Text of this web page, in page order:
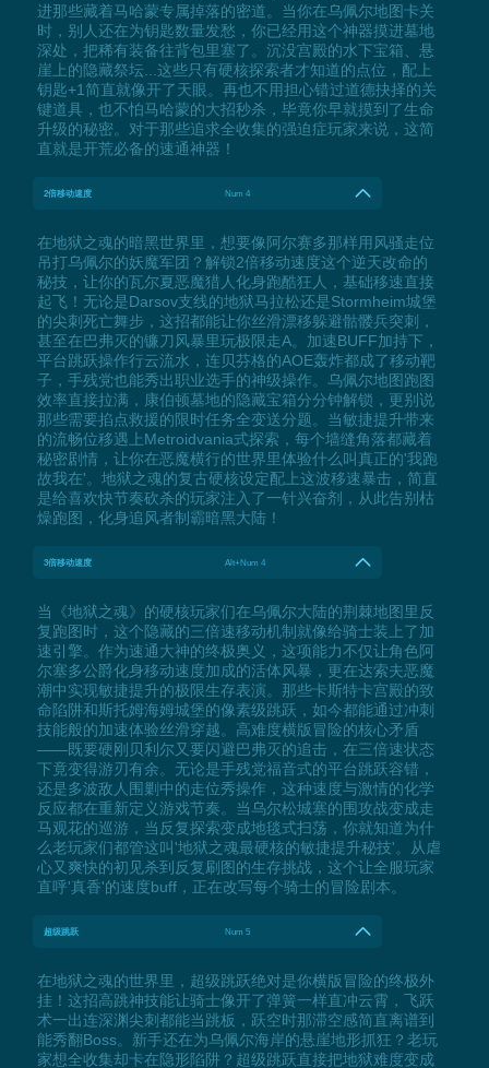
进那些藏着马哈蒙专属掉落的密道。当你在乌佩尔地图卡关
时，别人还在为钥匙数量发愁，你已经用这个神器摸进墓地
深处，把稀有装备往背包里塞了。沉没宫殿的水下宝箱、悬
崖上的隐藏祭坛...这些只有硬核探索者才知道的点位，配上
钥匙+1简直就像开了天眼。再也不用担心错过道德抉择的关
键道具，也不怕马哈蒙的大招秒杀，毕竟你早就摸到了生命
升级的秘密。对于那些追求全收集的强迫症玩家来说，这简
直就是开荒必备的速通神器！
2倍移动速度 Num 4
在地狱之魂的暗黑世界里，想要像阿尔赛多那样用风骚走位
吊打乌佩尔的妖魔军团？解锁2倍移动速度这个逆天改命的
秘技，让你的瓦尔夏恶魔猎人化身跑酷狂人，基础移速直接
起飞！无论是Darsov支线的地狱马拉松还是Stormheim城堡
的尖刺死亡舞步，这招都能让你丝滑漂移躲避骷髅兵突刺，
甚至在巴弗灭的镰刀风暴里玩极限走A。加速BUFF加持下，
平台跳跃操作行云流水，连贝芬格的AOE轰炸都成了移动靶
子，手残党也能秀出职业选手的神级操作。乌佩尔地图跑图
效率直接拉满，康伯顿墓地的隐藏宝箱分分钟解锁，更别说
那些需要掐点救援的限时任务全变送分题。当敏捷提升带来
的流畅位移遇上Metroidvania式探索，每个墙缝角落都藏着
秘密剧情，让你在恶魔横行的世界里体验什么叫真正的'我跑
故我在'。地狱之魂的复古硬核设定配上这波移速暴击，简直
是给喜欢快节奏砍杀的玩家注入了一针兴奋剂，从此告别枯
燥跑图，化身追风者制霸暗黑大陆！
3倍移动速度 Alt+Num 4
当《地狱之魂》的硬核玩家们在乌佩尔大陆的荆棘地图里反
复跑图时，这个隐藏的三倍速移动机制就像给骑士装上了加
速引擎。作为速通大神的终极奥义，这项能力不仅让角色阿
尔塞多公爵化身移动速度加成的活体风暴，更在达索夫恶魔
潮中实现敏捷提升的极限生存表演。那些卡斯特卡宫殿的致
命陷阱和斯托姆海姆城堡的像素级跳跃，如今都能通过冲刺
技能般的加速体验丝滑穿越。高难度横版冒险的核心矛盾
——既要硬刚贝利尔又要闪避巴弗灭的追击，在三倍速状态
下竟变得游刃有余。无论是手残党福音式的平台跳跃容错，
还是多波敌人围剿中的走位秀操作，这种速度与激情的化学
反应都在重新定义游戏节奏。当乌尔松城塞的围攻战变成走
马观花的巡游，当反复探索变成地毯式扫荡，你就知道为什
么老玩家们都管这叫'地狱之魂最硬核的敏捷提升秘技'。从虐
心又爽快的初见杀到反复刷图的生存挑战，这个让全服玩家
直呼'真香'的速度buff，正在改写每个骑士的冒险剧本。
超级跳跃 Num 5
在地狱之魂的世界里，超级跳跃绝对是你横版冒险的终极外
挂！这招高跳神技能让骑士像开了弹簧一样直冲云霄，飞跃
术一出连深渊尖刺都能当跳板，跃空时那滞空感简直离谱到
能秀翻Boss。新手还在为乌佩尔海岸的悬崖地形抓狂？老玩
家想全收集却卡在隐形陷阱？超级跳跃直接把地狱难度变成